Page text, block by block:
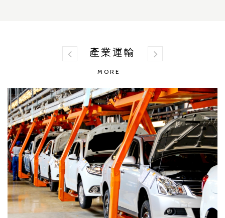
產業運輸
MORE